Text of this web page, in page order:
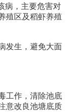
病，主要危害对
殖区及稻虾养殖
发生，避免大面
工作，清除池底
意改良池塘底质